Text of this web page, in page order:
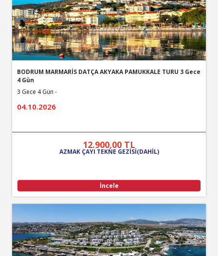
BODRUM MARMARİS DATÇA AKYAKA PAMUKKALE TURU 3 Gece
4 Gün
3 Gece 4 Gün -
04.10.2026
12.900,00 TL
AZMAK ÇAYI TEKNE GEZİSİ(DAHİL)
İncele